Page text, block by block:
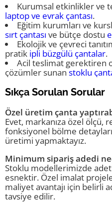
Kurumsal etkinlikler ve
laptop ve evrak çantası.
Eğitim kurumları ve
sırt çantası ve bütçe dostu
Ekolojik ve çevreci
pratik ipli büzgülü çantalar.
Acil teslimat gerektiren
çözümler sunan stoklu
Sıkça Sorulan Sorular
Özel üretim çanta
Evet, markanıza özel ölçü,
fonksiyonel bölme
üretimi yapmaktayız.
Minimum sipariş adedi
Stoklu modellerimizde adet
esnektir. Özel imalat
maliyet avantajı için belirli
tavsiye edilir.